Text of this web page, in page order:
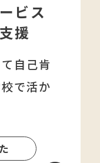
ビス
援
自己肯
で活か